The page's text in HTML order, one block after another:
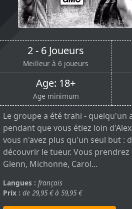
2 - 6 Joueurs
Meilleur à 6 joueurs
Age: 18+
Age minimum
Le groupe a été trahi - quelqu'un
pendant que vous étiez loin
vous n'avez plus qu'un seul but :
découvrir le tueur. Vous prendrez
Glenn, Michonne, Carol...
Langues : français
Prix : de 29,95 € à 59,95 €